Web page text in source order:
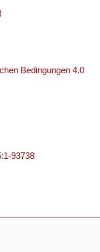
Bedingungen 4.0
93738